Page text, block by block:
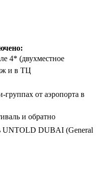
4* (двухместное
и в ТЦ
от аэропорта в
и обратно
UNTOLD DUBAI (General